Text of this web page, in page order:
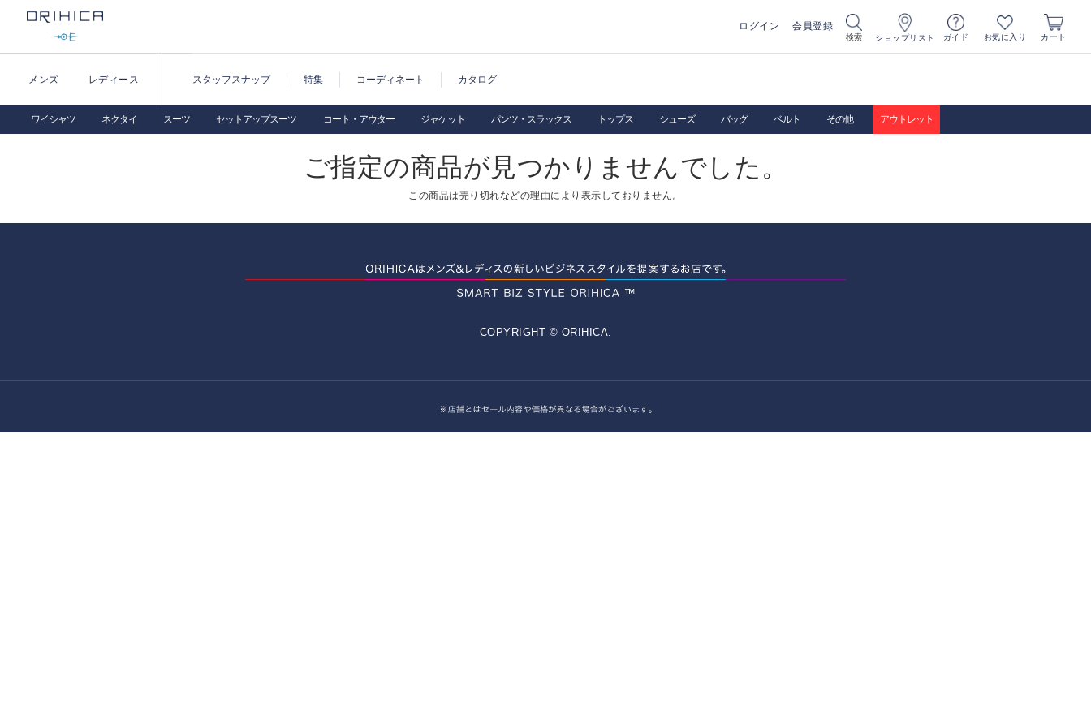
ログイン 会員登録
検索 ショップリスト ガイド お気に入り カート
メンズ レディース スタッフスナップ 特集 コーディネート カタログ
ワイシャツ ネクタイ スーツ セットアップスーツ コート・アウター ジャケット パンツ・スラックス トップス シューズ バッグ ベルト その他 アウトレット
ご指定の商品が見つかりませんでした。
この商品は売り切れなどの理由により表示しておりません。
COPYRIGHT © ORIHICA.